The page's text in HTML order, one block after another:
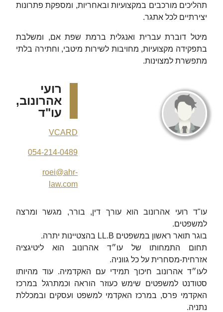
תהליכים מורכבים במקצועיות ובאחריות, ומספקת פתרונות
יצירתיים לכל אתגר.
מיטל דוברת עברית ואנגלית ברמת שפת אם, ומשלבת
בתפקידה מקצועיות, מחויבות לשירות מיטבי, וחתירה בלתי
מתפשרת למצוינות.
רועי
אהרונוב,
עו"ד
VCARD
054-214-0489
roei@ahr-
law.com
עו"ד רועי אהרונוב הוא עורך דין, בורר, מגשר ומרצה
למשפטים.
בוגר תואר ראשון במשפטים LL.B בהצטיינות יתרה.
תחום התמחותו של עו״ד אהרונוב הוא ליטיגציה
אזרחית-מסחרית על כל גווניה.
לעו״ד אהרונוב חיכוך תמידי עם האקדמיה. עוד מהיותו
סטודנט למשפטים שימש כעוזר הוראה וכמתרגל במרכז
האקדמי פרס, במרכז האקדמי למשפט ועסקים ובמכללת
נתניה.